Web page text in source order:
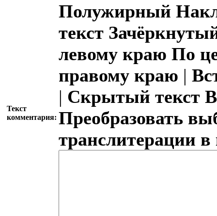
Текст
комментария:
Полужирный
текст
левому краю По
правому краю |
| Скрытый текст
Преобразовать
транслитерации